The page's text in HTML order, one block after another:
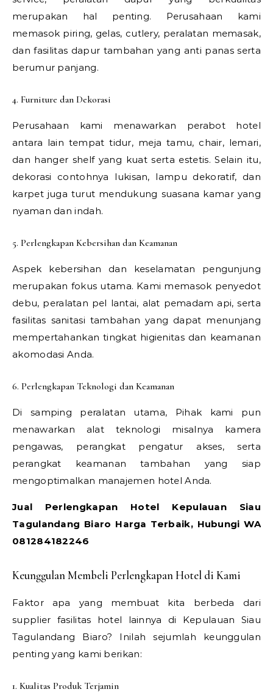
merupakan hal penting. Perusahaan kami
memasok piring, gelas, cutlery, peralatan memasak,
dan fasilitas dapur tambahan yang anti panas serta
berumur panjang.
4. Furniture dan Dekorasi
Perusahaan kami menawarkan perabot hotel
antara lain tempat tidur, meja tamu, chair, lemari,
dan hanger shelf yang kuat serta estetis. Selain itu,
dekorasi contohnya lukisan, lampu dekoratif, dan
karpet juga turut mendukung suasana kamar yang
nyaman dan indah.
5. Perlengkapan Kebersihan dan Keamanan
Aspek kebersihan dan keselamatan pengunjung
merupakan fokus utama. Kami memasok penyedot
debu, peralatan pel lantai, alat pemadam api, serta
fasilitas sanitasi tambahan yang dapat menunjang
mempertahankan tingkat higienitas dan keamanan
akomodasi Anda.
6. Perlengkapan Teknologi dan Keamanan
Di samping peralatan utama, Pihak kami pun
menawarkan alat teknologi misalnya kamera
pengawas, perangkat pengatur akses, serta
perangkat keamanan tambahan yang siap
mengoptimalkan manajemen hotel Anda.
Jual Perlengkapan Hotel Kepulauan Siau
Tagulandang Biaro Harga Terbaik, Hubungi WA
081284182246
Keunggulan Membeli Perlengkapan Hotel di Kami
Faktor apa yang membuat kita berbeda dari
supplier fasilitas hotel lainnya di Kepulauan Siau
Tagulandang Biaro? Inilah sejumlah keunggulan
penting yang kami berikan:
1. Kualitas Produk Terjamin